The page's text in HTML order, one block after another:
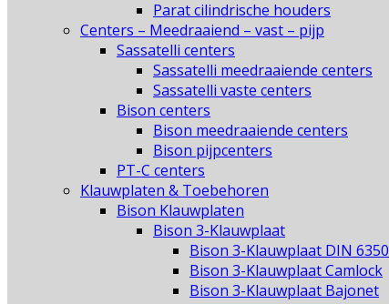
Parat cilindrische houders
Centers – Meedraaiend – vast – pijp
Sassatelli centers
Sassatelli meedraaiende centers
Sassatelli vaste centers
Bison centers
Bison meedraaiende centers
Bison pijpcenters
PT-C centers
Klauwplaten & Toebehoren
Bison Klauwplaten
Bison 3-Klauwplaat
Bison 3-Klauwplaat DIN 6350
Bison 3-Klauwplaat Camlock
Bison 3-Klauwplaat Bajonet